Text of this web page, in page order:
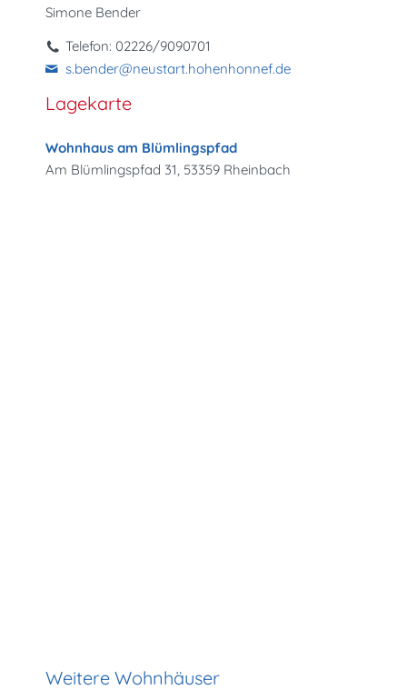
Simone Bender
Telefon: 02226/9090701
s.bender@neustart.hohenhonnef.de
Lagekarte
Wohnhaus am Blümlingspfad
Am Blümlingspfad 31, 53359 Rheinbach
Weitere Wohnhäuser